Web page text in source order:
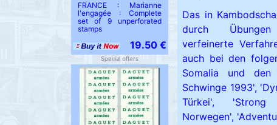
FRANCE : Marianne
l'engagée : Complete
set of 9 unperforated
stamps
19.50 €
Special offers
Das in
durch
verfeinerte
auch bei den
Somalia und den
Schwinge 1993',
Türkei', 'Strong
Norwegen',